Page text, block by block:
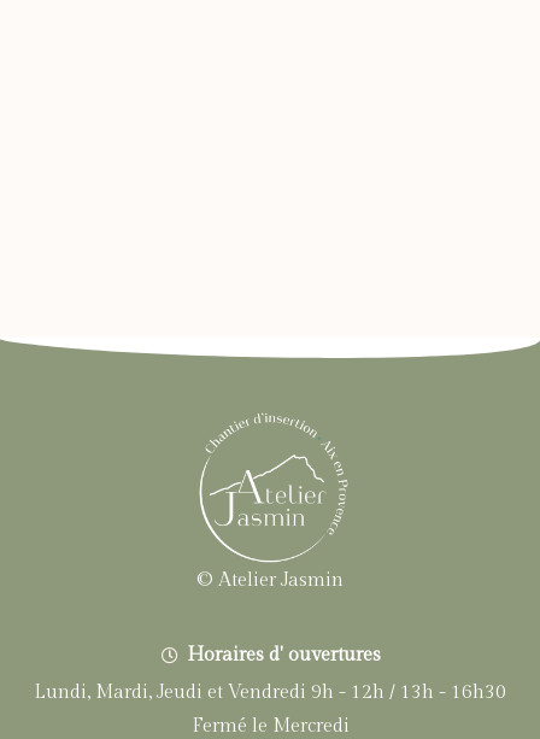
© Atelier Jasmin
Horaires d' ouvertures
Lundi, Mardi, Jeudi et Vendredi 9h - 12h / 13h - 16h30
Fermé le Mercredi